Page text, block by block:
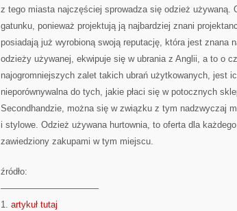
z tego miasta najczęściej sprowadza się odzież używaną.
gatunku, ponieważ projektują ją najbardziej znani
posiadają już wyrobioną swoją reputację, która jest znana
odzieży używanej, ekwipuje się w ubrania z Anglii, a to o
najogromniejszych zalet takich ubrań użytkowanych, jest
nieporównywalna do tych, jakie płaci się w potocznych
Secondhandzie, można się w związku z tym nadzwyczaj
i stylowe. Odzież używana hurtownia, to oferta dla
zawiedziony zakupami w tym miejscu.
źródło:
———————————
1. artykuł tutaj